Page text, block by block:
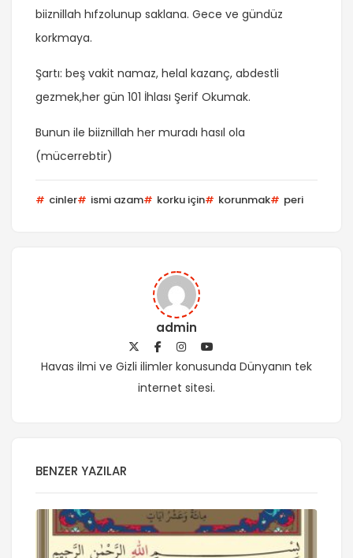
biiznillah hıfzolunup saklana. Gece ve gündüz
korkmaya.
Şartı: beş vakit namaz, helal kazanç, abdestli
gezmek,her gün 101 İhlası Şerif Okumak.
Bunun ile biiznillah her muradı hasıl ola
(mücerrebtir)
cinler ismi azam korku için korunmak peri
admin
Havas ilmi ve Gizli ilimler konusunda Dünyanın tek
internet sitesi.
BENZER YAZILAR